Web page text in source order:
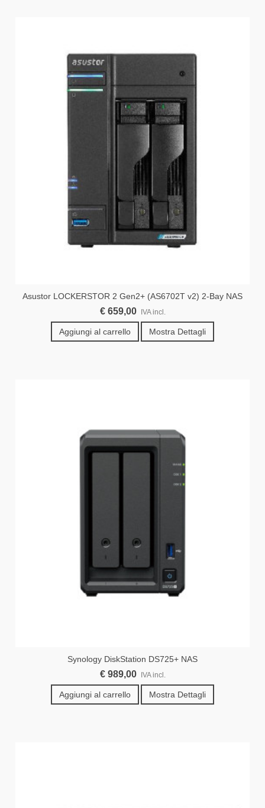
Asustor LOCKERSTOR 2 Gen2+ (AS6702T v2) 2-Bay NAS
€ 659,00 IVA incl.
Aggiungi al carrello Mostra Dettagli
Synology DiskStation DS725+ NAS
€ 989,00 IVA incl.
Aggiungi al carrello Mostra Dettagli